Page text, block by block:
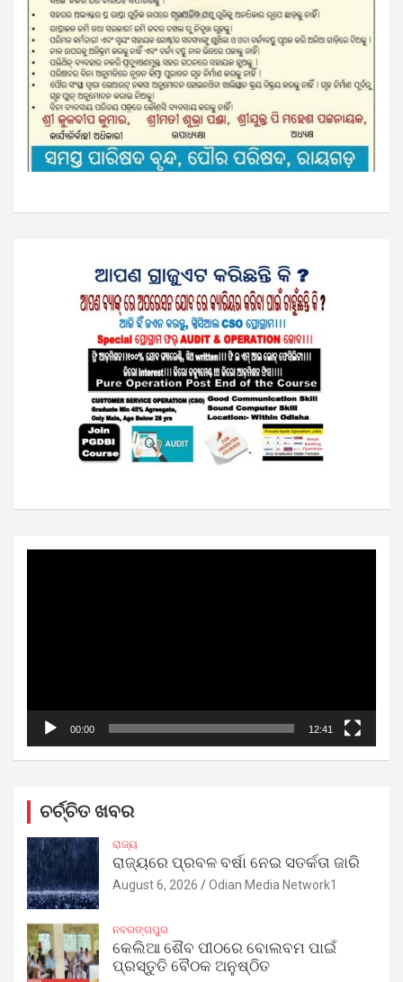
00:00 12:41
ଚର୍ଚ୍ଚିତ ଖବର
ରାଜ୍ୟ
ରାଜ୍ୟରେ ପ୍ରବଳ ବର୍ଷା ନେଇ ସତର୍କତା ଜାରି
August 6, 2026 Odian Media Network1
ନବରଙ୍ଗପୁର
କେଲିଆ ଶୈବ ପୀଠରେ ବୋଲବମ ପାଇଁ
ପ୍ରସ୍ତୁତି ବୈଠକ ଅନୁଷ୍ଠିତ